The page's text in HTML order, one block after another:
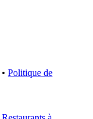
• Politique de